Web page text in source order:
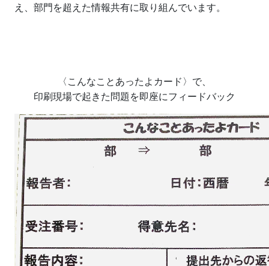
え、部門を超えた情報共有に取り組んでいます。
〈こんなことあったよカード〉で、
印刷現場で起きた問題を即座にフィードバック